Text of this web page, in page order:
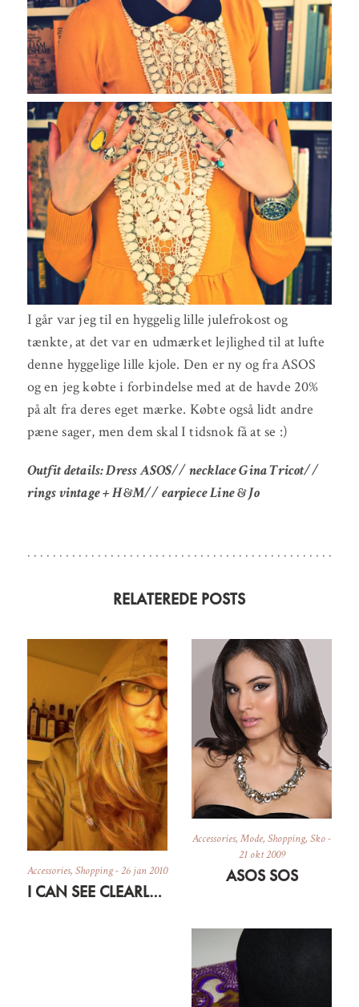
I går var jeg til en hyggelig lille julefrokost og
tænkte, at det var en udmærket lejlighed til at lufte
denne hyggelige lille kjole. Den er ny og fra ASOS
og en jeg købte i forbindelse med at de havde 20%
på alt fra deres eget mærke. Købte også lidt andre
pæne sager, men dem skal I tidsnok få at se :)
Outfit details: Dress ASOS// necklace Gina Tricot//
rings vintage + H&M// earpiece Line & Jo
RELATEREDE POSTS
Accessories, Shopping-26 jan 2010
I CAN SEE CLEARLY NOW…
Accessories,Mode,Shopping,Sko-
21 okt 2009
ASOS SOS